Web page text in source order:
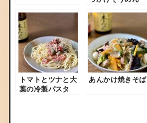
トマトとツナと大
葉の冷製パスタ
あんかけ焼きそば